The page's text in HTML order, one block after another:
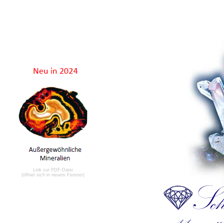
Link zur PDF-Datei
(öffnet sich in neuem Fenster)